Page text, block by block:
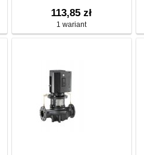
113,85 zł
1 wariant